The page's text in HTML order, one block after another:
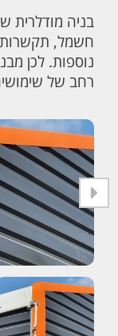
בניה מודלרית
חשמל,
נוספות. לכן
רחב של